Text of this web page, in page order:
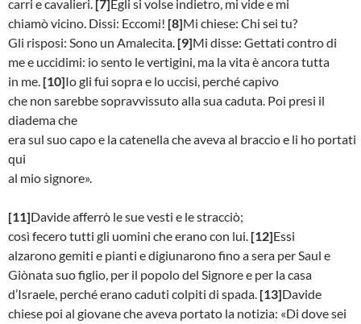
carri e cavalieri. [7] Egli si volse indietro, mi vide e mi
chiamò vicino. Dissi: Eccomi! [8]Mi chiese: Chi sei tu?
Gli risposi: Sono un Amalecita. [9]Mi disse: Gettati contro di
me e uccidimi: io sento le vertigini, ma la vita è ancora tutta
in me. [10]Io gli fui sopra e lo uccisi, perché capivo
che non sarebbe sopravvissuto alla sua caduta. Poi presi il
diadema che
era sul suo capo e la catenella che aveva al braccio e li ho portati
qui
al mio signore».
[11]Davide afferrò le sue vesti e le stracciò;
così fecero tutti gli uomini che erano con lui. [12]Essi
alzarono gemiti e pianti e digiunarono fino a sera per Saul e
Giònata suo figlio, per il popolo del Signore e per la casa
d’Israele, perché erano caduti colpiti di spada. [13]Davide
chiese poi al giovane che aveva portato la notizia: «Di dove sei